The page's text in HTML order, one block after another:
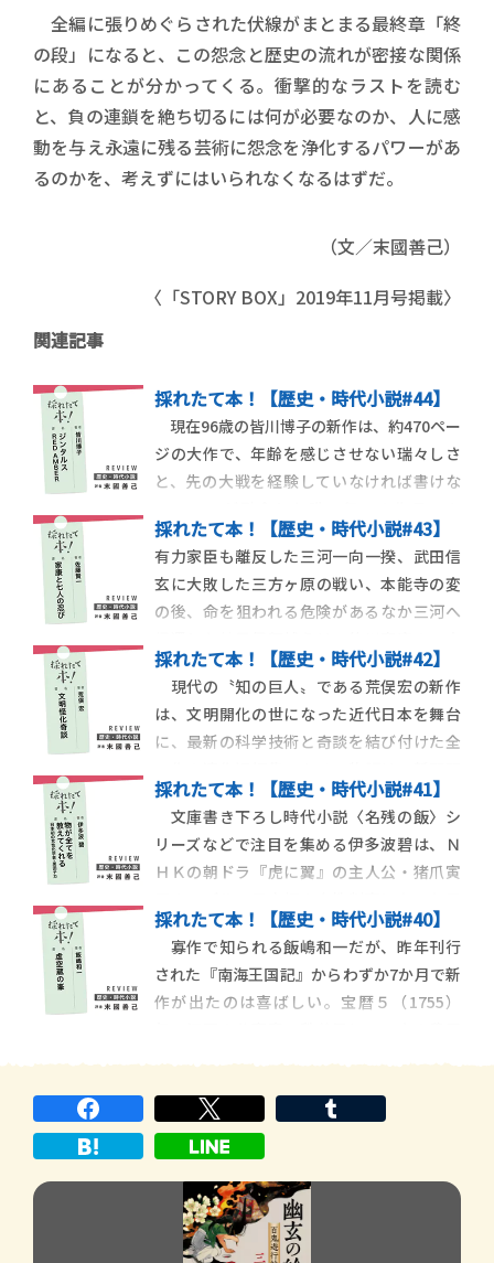
全編に張りめぐらされた伏線がまとまる最終章「終
の段」になると、この怨念と歴史の流れが密接な関係
にあることが分かってくる。衝撃的なラストを読む
と、負の連鎖を絶ち切るには何が必要なのか、人に感
動を与え永遠に残る芸術に怨念を浄化するパワーがあ
るのかを、考えずにはいられなくなるはずだ。
（文／末國善己）
〈「STORY BOX」2019年11月号掲載〉
関連記事
採れたて本！【歴史・時代小説#44】
現在96歳の皆川博子の新作は、約470ペー
ジの大作で、年齢を感じさせない瑞々しさ
と、先の大戦を経験していなければ書けな
る。バルト海周辺に着目し第34回紫式部文
学賞を受賞した『風配図 WIND ROSE』と舞
台の一部が重なっており、著者の興味がヨー
ロッパの中心ではない北方にあることがう
採れたて本！【歴史・時代小説#43】
有力家臣も離反した三河一向一揆、武田信
玄に大敗した三方ヶ原の戦い、本能寺の変
の後、命を狙われる危険があるなか三河へ
危機とされている。初の時代小説『釣り
侍』を刊行したばかりの佐藤賢一の新作
は、神君伊賀越えを独自の歴史解釈と忍者
アクションで描いている。安土城に潜入し
た伊賀忍びの山一は、
採れたて本！【歴史・時代小説#42】
現代の〝知の巨人〟である荒俣宏の新作
は、文明開化の世になった近代日本を舞台
に、最新の科学技術と奇談を結び付けた全
者たちが経験した奇談を語る百物語形式で
進んでいく。そのため、新聞の記事は文語
体で書くべきか、言文一致体で書かれるべ
きかの議論や、政治記事中心の東京と文化
娯楽記事も多い大阪
採れたて本！【歴史・時代小説#41】
文庫書き下ろし時代小説〈名残の飯〉シ
リーズなどで注目を集める伊多波碧は、Ｎ
ＨＫの朝ドラ『虎に翼』の主人公・猪爪寅
淵嘉子を主人公にした『裁判官 三淵嘉子の
生涯』など、時代を切り開いた女性を題材
にした歴史小説も発表している。その新作
は、日本初の女性帝大生の１人で、植物色
採れたて本！【歴史・時代小説#40】
寡作で知られる飯嶋和一だが、昨年刊行
された『南海王国記』からわずか7か月で新
作が出たのは喜ばしい。宝暦５（1755）
籠に駆け寄り、藩主の圧政を訴える駕籠訴
を実行する。訴状は正式に受理され、北町